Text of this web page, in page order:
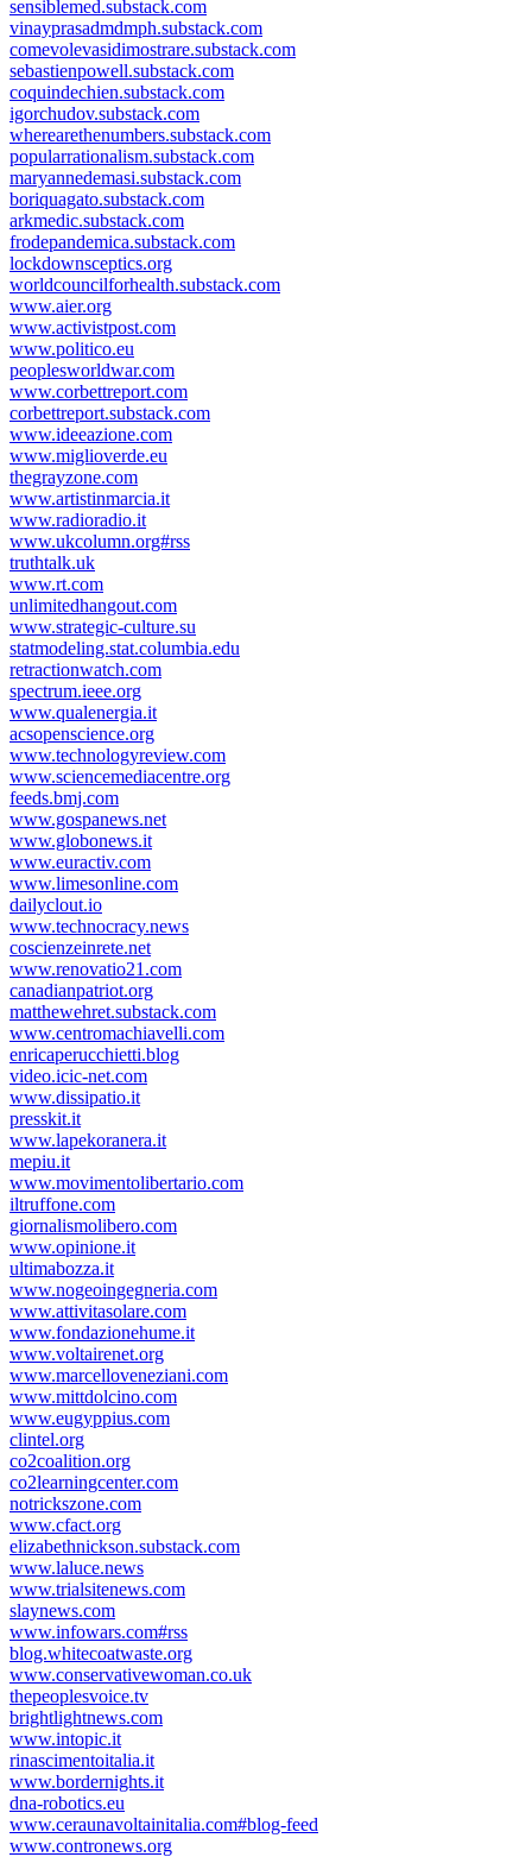
sensiblemed.substack.com
vinayprasadmdmph.substack.com
comevolevasidimostrare.substack.com
sebastienpowell.substack.com
coquindechien.substack.com
igorchudov.substack.com
wherearethenumbers.substack.com
popularrationalism.substack.com
maryannedemasi.substack.com
boriquagato.substack.com
arkmedic.substack.com
frodepandemica.substack.com
lockdownsceptics.org
worldcouncilforhealth.substack.com
www.aier.org
www.activistpost.com
www.politico.eu
peoplesworldwar.com
www.corbettreport.com
corbettreport.substack.com
www.ideeazione.com
www.miglioverde.eu
thegrayzone.com
www.artistinmarcia.it
www.radioradio.it
www.ukcolumn.org#rss
truthtalk.uk
www.rt.com
unlimitedhangout.com
www.strategic-culture.su
statmodeling.stat.columbia.edu
retractionwatch.com
spectrum.ieee.org
www.qualenergia.it
acsopenscience.org
www.technologyreview.com
www.sciencemediacentre.org
feeds.bmj.com
www.gospanews.net
www.globonews.it
www.euractiv.com
www.limesonline.com
dailyclout.io
www.technocracy.news
coscienzeinrete.net
www.renovatio21.com
canadianpatriot.org
matthewehret.substack.com
www.centromachiavelli.com
enricaperucchietti.blog
video.icic-net.com
www.dissipatio.it
presskit.it
www.lapekoranera.it
mepiu.it
www.movimentolibertario.com
iltruffone.com
giornalismolibero.com
www.opinione.it
ultimabozza.it
www.nogeoingegneria.com
www.attivitasolare.com
www.fondazionehume.it
www.voltairenet.org
www.marcelloveneziani.com
www.mittdolcino.com
www.eugyppius.com
clintel.org
co2coalition.org
co2learningcenter.com
notrickszone.com
www.cfact.org
elizabethnickson.substack.com
www.laluce.news
www.trialsitenews.com
slaynews.com
www.infowars.com#rss
blog.whitecoatwaste.org
www.conservativewoman.co.uk
thepeoplesvoice.tv
brightlightnews.com
www.intopic.it
rinascimentoitalia.it
www.bordernights.it
dna-robotics.eu
www.ceraunavoltainitalia.com#blog-feed
www.contronews.org